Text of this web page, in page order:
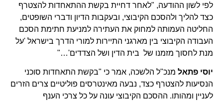
לפי לשון ההודעה, "לאחר דחיית בקשת ההתאחדות להצטרף
כצד להליך ולהסכם הקיבוצי, ובעקבות הדיון ודברי השופטים,
החליטה העמותה למחוק את העתירה למניעת חתימת הסכם
העבודה הקיבוצי בין מארגני התיירות למורי הדרך בישראל 'על
מנת לחסוך מזמנו של בית הדין ושל הצדדים'…"
יוסי פתאלמנכ"ל הלשכה, אמר כי "בקשת התאחדות סוכני
הנסיעות להצטרף כצד, נבעה מאינטרסים פוליטיים צרים הזרים
לעניין ומהותו. ההסכם הקיבוצי עונה על כל צרכי הענף